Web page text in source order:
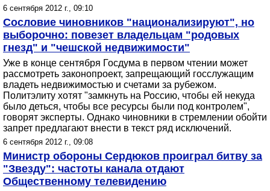
6 сентября 2012 г., 09:10
Сословие чиновников "национализируют", но
выборочно: повезет владельцам "родовых
гнезд" и "чешской недвижимости"
Уже в конце сентября Госдума в первом чтении может
рассмотреть законопроект, запрещающий госслужащим
владеть недвижимостью и счетами за рубежом.
Политэлиту хотят "замкнуть на Россию, чтобы ей некуда
было деться, чтобы все ресурсы были под контролем",
говорят эксперты. Однако чиновники в стремлении обойти
запрет предлагают внести в текст ряд исключений.
6 сентября 2012 г., 09:08
Министр обороны Сердюков проиграл битву за
"Звезду": частоты канала отдают
Общественному телевидению